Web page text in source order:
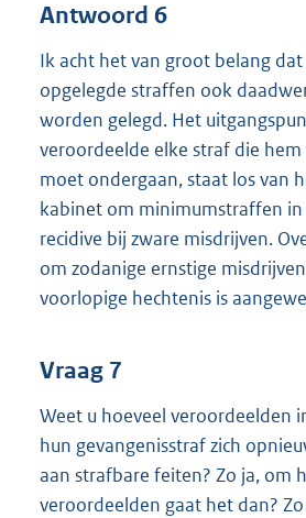
Antwoord 6
Ik acht het van groot belang
opgelegde straffen ook
worden gelegd. Het
veroordeelde elke straf die
moet ondergaan, staat los van
kabinet om minimumstraffen
recidive bij zware misdrijven.
om zodanige ernstige
voorlopige hechtenis is
Vraag 7
Weet u hoeveel veroordeelden
hun gevangenisstraf zich
aan strafbare feiten? Zo ja, om
veroordeelden gaat het dan?